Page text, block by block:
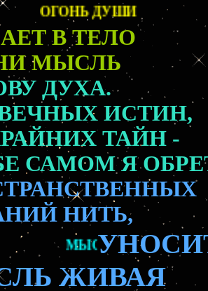
ОГОНЬ ДУШИ
В ТЕЛО
МЫСЛЬ
ДУХА.
ИСТИН,
ТАЙН -
САМОМ Я
НИТЬ,
МЫСЛЬ
ЖИВАЯ